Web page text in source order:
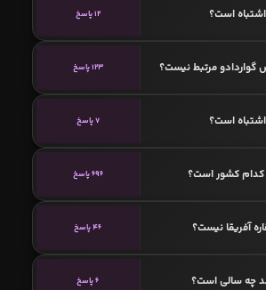
است؟ 12 پاسخ
گواردادو مرتبط نیست؟ 123 پاسخ
است؟ 7 پاسخ
کدام کشور است؟ 696 پاسخ
آفریقا نیست؟ 46 پاسخ
چه سالی است؟ 6 پاسخ